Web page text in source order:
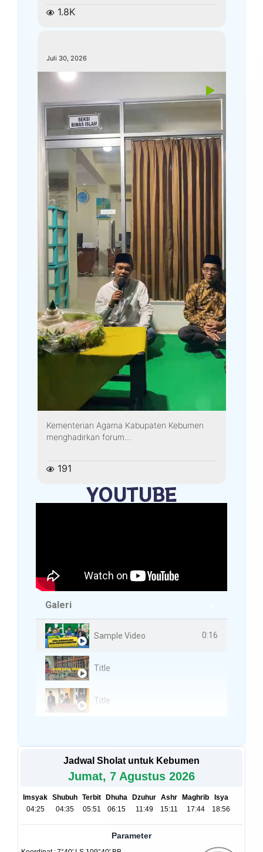
1.8K
Juli 30, 2026
Kementerian Agama Kabupaten Kebumen
menghadirkan forum...
191
YOUTUBE
Galeri
Sample Video 0:16
Title
Title